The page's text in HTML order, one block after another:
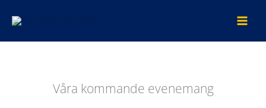
Våra kommande evenemang